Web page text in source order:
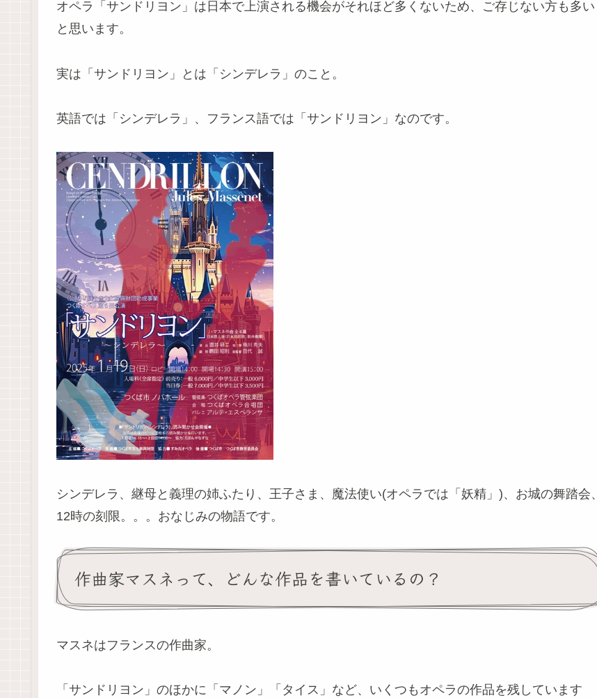
オペラ「サンドリヨン」は日本で上演される機会がそれほど多くないため、ご存じない方も多い
と思います。
実は「サンドリヨン」とは「シンデレラ」のこと。
英語では「シンデレラ」、フランス語では「サンドリヨン」なのです。
シンデレラ、継母と義理の姉ふたり、王子さま、魔法使い(オペラでは「妖精」)、お城の舞踏会、
12時の刻限。。。おなじみの物語です。
作曲家マスネって、どんな作品を書いているの？
マスネはフランスの作曲家。
「サンドリヨン」のほかに「マノン」「タイス」など、いくつもオペラの作品を残しています